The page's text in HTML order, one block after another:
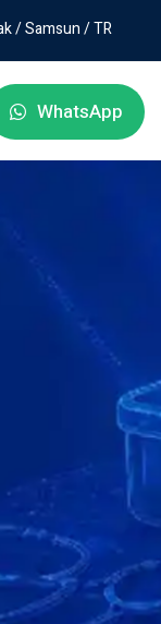
/ Samsun / TR
WhatsApp